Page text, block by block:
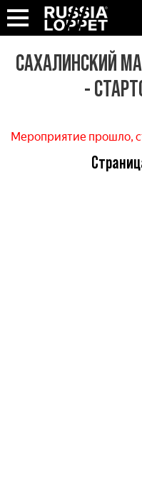
САХАЛИНСКИЙ
-
Мероприятие прошло,